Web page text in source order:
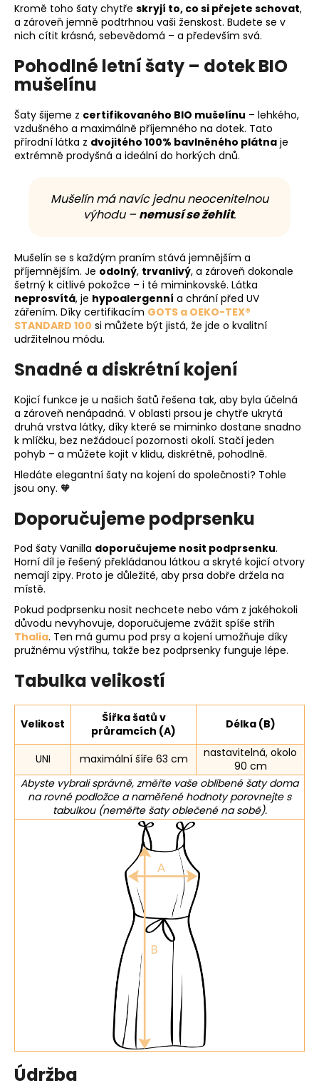
Kromě toho šaty chytře skryjí to, co si přejete schovat,
a zároveň jemně podtrhnou vaši ženskost. Budete se v
nich cítit krásná, sebevědomá – a především svá.
Pohodlné letní šaty – dotek BIO
mušelínu
Šaty šijeme z certifikovaného BIO mušelínu – lehkého,
vzdušného a maximálně příjemného na dotek. Tato
přírodní látka z dvojitého 100% bavlněného plátna je
extrémně prodyšná a ideální do horkých dnů.
Mušelín má navíc jednu neocenitelnou
výhodu – nemusí se žehlit.
Mušelín se s každým praním stává jemnějším a
příjemnějším. Je odolný, trvanlivý, a zároveň dokonale
šetrný k citlivé pokožce – i té miminkovské. Látka
neprosvítá, je hypoalergenní a chrání před UV
zářením. Díky certifikacím GOTS a OEKO-TEX®
STANDARD 100 si můžete být jistá, že jde o kvalitní
udržitelnou módu.
Snadné a diskrétní kojení
Kojicí funkce je u našich šatů řešena tak, aby byla účelná
a zároveň nenápadná. V oblasti prsou je chytře ukrytá
druhá vrstva látky, díky které se miminko dostane snadno
k mlíčku, bez nežádoucí pozornosti okolí. Stačí jeden
pohyb – a můžete kojit v klidu, diskrétně, pohodlně.
Hledáte elegantní šaty na kojení do společnosti? Tohle
jsou ony. 🧡
Doporučujeme podprsenku
Pod šaty Vanilla doporučujeme nosit podprsenku.
Horní díl je řešený překládanou látkou a skryté kojicí otvory
nemají zipy. Proto je důležité, aby prsa dobře držela na
místě.
Pokud podprsenku nosit nechcete nebo vám z jakéhokoli
důvodu nevyhovuje, doporučujeme zvážit spíše střih
Thalia. Ten má gumu pod prsy a kojení umožňuje díky
pružnému výstřihu, takže bez podprsenky funguje lépe.
Tabulka velikostí
Velikost
Šířka šatů v
průramcích (A)
Délka (B)
UNI maximální šíře 63 cm
nastavitelná, okolo
90 cm
Abyste vybrali správně, změřte vaše oblíbené šaty doma
na rovné podložce a naměřené hodnoty porovnejte s
tabulkou (neměřte šaty oblečené na sobě).
Údržba